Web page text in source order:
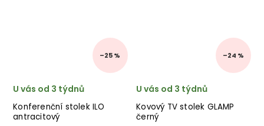
–25 %
Konferenční stolek ILO
antracitový
U vás od 3 týdnů
–24 %
Kovový TV stolek GLAMP
černý
U vás od 3 týdnů